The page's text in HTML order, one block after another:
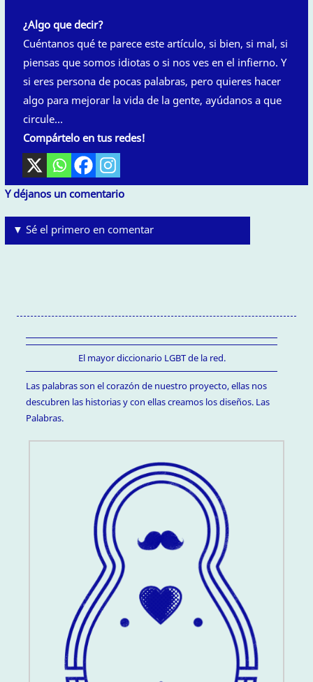
¿Algo que decir?
Cuéntanos qué te parece este artículo, si bien, si mal, si
piensas que somos idiotas o si nos ves en el infierno. Y
si eres persona de pocas palabras, pero quieres hacer
algo para mejorar la vida de la gente, ayúdanos a que
circule…
Compártelo en tus redes!
Y déjanos un comentario
▼ Sé el primero en comentar
El mayor diccionario LGBT de la red.
Las palabras son el corazón de nuestro proyecto, ellas nos
descubren las historias y con ellas creamos los diseños. Las
Palabras.